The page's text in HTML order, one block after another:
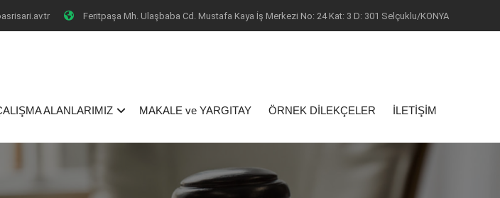
Feritpaşa Mh. Ulaşbaba Cd. Mustafa Kaya İş Merkezi No: 24 Kat: 3 D: 301 Selçuklu/KONYA
ALANLARIMIZ MAKALE ve YARGITAY ÖRNEK DİLEKÇELER İLETİŞİM